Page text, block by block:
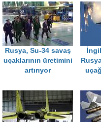
Rusya, Su-34 savaş
uçaklarının üretimini
artırıyor